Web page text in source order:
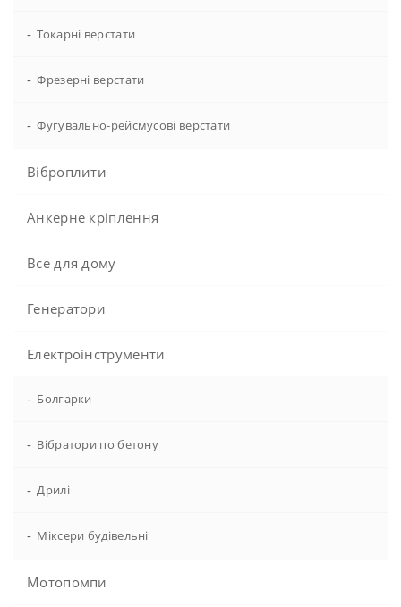
- Токарні верстати
- Фрезерні верстати
- Фугувально-рейсмусові верстати
Віброплити
Анкерне кріплення
Все для дому
Генератори
Електроінструменти
- Болгарки
- Вібратори по бетону
- Дрилі
- Міксери будівельні
Мотопомпи